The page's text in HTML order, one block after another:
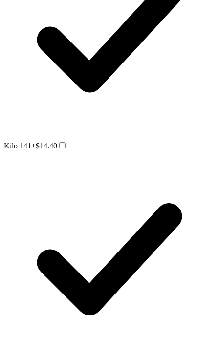
Kilo 141+$14.40